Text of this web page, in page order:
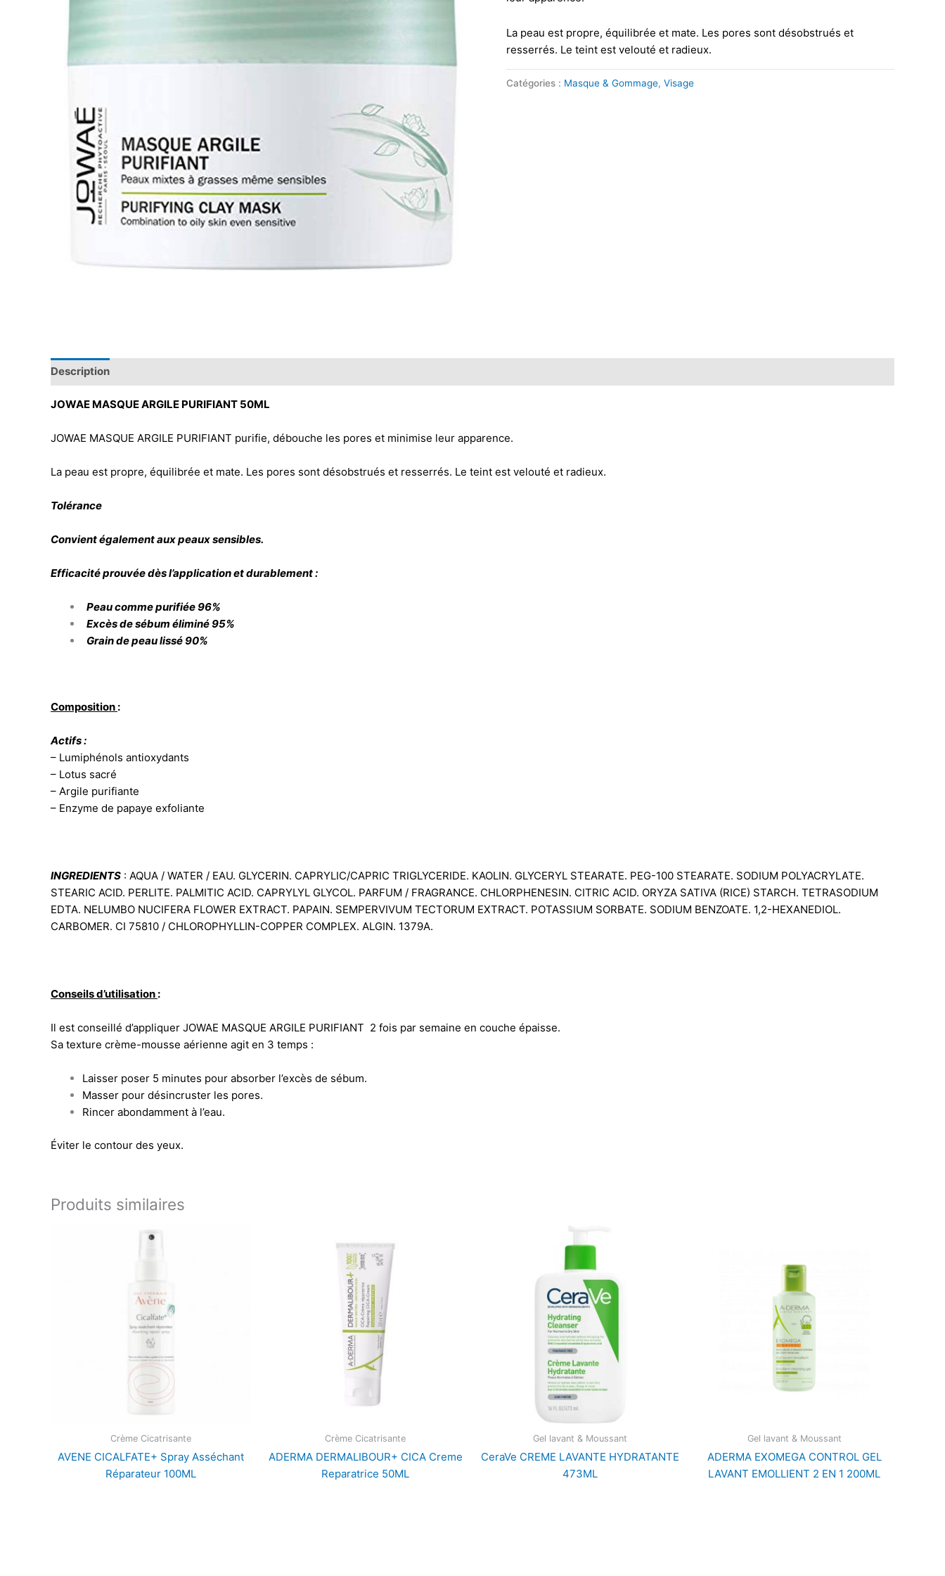
La peau est propre, équilibrée et mate. Les pores sont désobstrués et
resserrés. Le teint est velouté et radieux.
Catégories : Masque & Gommage, Visage
Description
JOWAE MASQUE ARGILE PURIFIANT 50ML
JOWAE MASQUE ARGILE PURIFIANT purifie, débouche les pores et minimise leur apparence.
La peau est propre, équilibrée et mate. Les pores sont désobstrués et resserrés. Le teint est velouté et radieux.
Tolérance
Convient également aux peaux sensibles.
Efficacité prouvée dès l’application et durablement :
Peau comme purifiée 96%
Excès de sébum éliminé 95%
Grain de peau lissé 90%
Composition :
Actifs :
– Lumiphénols antioxydants
– Lotus sacré
– Argile purifiante
– Enzyme de papaye exfoliante
INGREDIENTS : AQUA / WATER / EAU. GLYCERIN. CAPRYLIC/CAPRIC TRIGLYCERIDE. KAOLIN. GLYCERYL STEARATE. PEG-100 STEARATE. SODIUM POLYACRYLATE.
STEARIC ACID. PERLITE. PALMITIC ACID. CAPRYLYL GLYCOL. PARFUM / FRAGRANCE. CHLORPHENESIN. CITRIC ACID. ORYZA SATIVA (RICE) STARCH. TETRASODIUM
EDTA. NELUMBO NUCIFERA FLOWER EXTRACT. PAPAIN. SEMPERVIVUM TECTORUM EXTRACT. POTASSIUM SORBATE. SODIUM BENZOATE. 1,2-HEXANEDIOL.
CARBOMER. CI 75810 / CHLOROPHYLLIN-COPPER COMPLEX. ALGIN. 1379A.
Conseils d’utilisation :
Il est conseillé d’appliquer JOWAE MASQUE ARGILE PURIFIANT 2 fois par semaine en couche épaisse.
Sa texture crème-mousse aérienne agit en 3 temps :
Laisser poser 5 minutes pour absorber l’excès de sébum.
Masser pour désincruster les pores.
Rincer abondamment à l’eau.
Éviter le contour des yeux.
Produits similaires
Crème Cicatrisante
AVENE CICALFATE+ Spray Asséchant
Réparateur 100ML
Crème Cicatrisante
ADERMA DERMALIBOUR+ CICA Creme
Reparatrice 50ML
Gel lavant & Moussant
CeraVe CREME LAVANTE HYDRATANTE
473ML
Gel lavant & Moussant
ADERMA EXOMEGA CONTROL GEL
LAVANT EMOLLIENT 2 EN 1 200ML